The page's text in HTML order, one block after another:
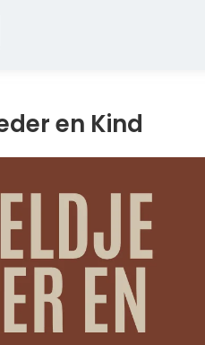
en Kind